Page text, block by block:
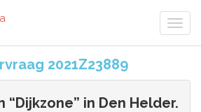
2021Z23889
“Dijkzone” in Den Helder.